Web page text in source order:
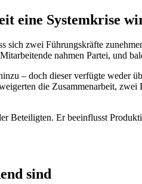
eine Systemkrise
sich zwei Führungskräfte
nahmen Partei, und
– doch dieser verfügte
die Zusammenarbeit,
Er beeinflusst
sind